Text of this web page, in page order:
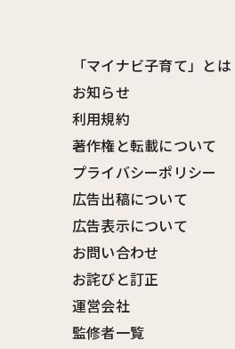
「マイナビ子育て」とは
お知らせ
利用規約
著作権と転載について
プライバシーポリシー
広告出稿について
広告表示について
お問い合わせ
お詫びと訂正
運営会社
監修者一覧